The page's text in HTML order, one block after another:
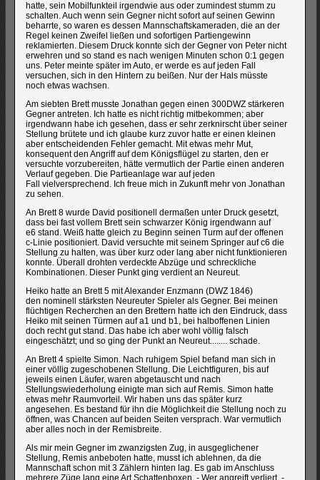
hatte, sein Mobilfunkteil irgendwie aus oder zumindest stumm zu
schalten. Auch wenn sein Gegner nicht sofort auf seinen Gewinn
beharrte, so waren es dessen Mannschaftskameraden, die an der
Regel keinen Zweifel ließen und sofortigen Partiengewinn
reklamierten. Diesem Druck konnte sich der Gegner von Peter nicht
erwehren und so stand es nach wenigen Minuten schon 0:1 gegen
uns. Peter meinte später im Auto, er werde es auf jeden Fall
versuchen, sich in den Hintern zu beißen. Nur der Hals müsste
noch etwas wachsen.
Am siebten Brett musste Jonathan gegen einen 300DWZ stärkeren
Gegner antreten. Ich hatte es nicht richtig mitbekommen; aber
irgendwann habe ich gesehen, dass er sehr zerknirscht über seiner
Stellung brütete und ich glaube kurz zuvor hatte er einen kleinen
aber entscheidenden Fehler gemacht. Mit etwas mehr Mut,
konsequent den Angriff auf dem Königsflügel zu starten, den er
versuchte vorzubereiten, hätte vermutlich der Partie einen anderen
Verlauf gegeben. Die Partieanlage war auf jeden
Fall vielversprechend. Ich freue mich in Zukunft mehr von Jonathan
zu sehen.
An Brett 8 wurde David positionell dermaßen unter Druck gesetzt,
dass bei fast vollem Brett sein schwarzer König irgendwann auf
e6 stand. Weiß hatte gleich zu Beginn seinen Turm auf der offenen
c-Linie positioniert. David versuchte mit seinem Springer auf c6 die
Stellung zu halten, was über kurz oder lang aber nicht funktionieren
konnte. Überall drohten verdeckte Abzüge und schreckliche
Kombinationen. Dieser Punkt ging verdient an Neureut.
Heiko hatte an Brett 5 mit Alexander Enzmann (DWZ 1846)
den nominell stärksten Neureuter Spieler als Gegner. Bei meinen
flüchtigen Recherchen an den Brettern hatte ich den Eindruck, dass
Heiko mit seinen Türmen auf a1 und b1, bei halboffenen Linien
doch recht gut stand. Das habe ich aber wohl völlig falsch
eingeschätzt; und so ging der Punkt an Neureut........ schade.
An Brett 4 spielte Simon. Nach ruhigem Spiel befand man sich in
einer völlig zugeschobenen Stellung. Die Leichtfiguren, bis auf
jeweils einen Läufer, waren abgetauscht und nach
Stellungswiederholung einigte man sich auf Remis. Simon hatte
etwas mehr Raumvorteil. Wir haben uns das später kurz
angesehen. Es bestand für ihn die Möglichkeit die Stellung noch zu
öffnen, was Chancen auf beiden Seiten versprach. War vermutlich
aber alles noch in der Remisbreite.
Als mir mein Gegner im zwanzigsten Zug, in ausgeglichener
Stellung, Remis anbeboten hatte, musst ich ablehnen, da die
Mannschaft schon mit 3 Zählern hinten lag. Es gab im Anschluss